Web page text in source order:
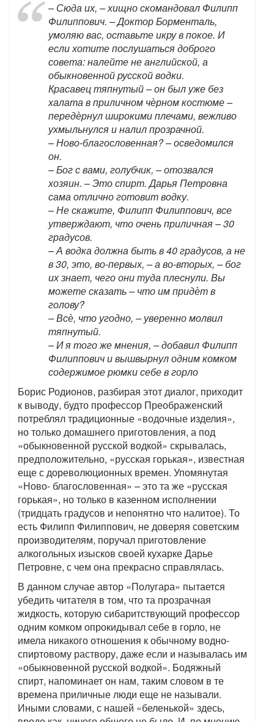
– Сюда их, – хищно скомандовал Филипп
Филиппович. – Доктор Борменталь,
умоляю вас, оставьте икру в покое. И
если хотите послушаться доброго
совета: налейте не английской, а
обыкновенной русской водки.
Красавец тяпнутый – он был уже без
халата в приличном чѐрном костюме –
передѐрнул широкими плечами, вежливо
ухмыльнулся и налил прозрачной.
– Ново-благословенная? – осведомился
он.
– Бог с вами, голубчик, – отозвался
хозяин. – Это спирт. Дарья Петровна
сама отлично готовит водку.
– Не скажите, Филипп Филиппович, все
утверждают, что очень приличная – 30
градусов.
– А водка должна быть в 40 градусов, а не
в 30, это, во-первых, – а во-вторых, – бог
их знает, чего они туда плеснули. Вы
можете сказать – что им придѐт в
голову?
– Всѐ, что угодно, – уверенно молвил
тяпнутый.
– И я того же мнения, – добавил Филипп
Филиппович и вышвырнул одним комком
содержимое рюмки себе в горло
Борис Родионов, разбирая этот диалог, приходит
к выводу, будто профессор Преображенский
потреблял традиционные «водочные изделия»,
но только домашнего приготовления, а под
«обыкновенной русской водкой» скрывалась,
предположительно, «русская горькая», известная
еще с дореволюционных времен. Упомянутая
«Ново- благословенная» – это та же «русская
горькая», но только в казенном исполнении
(тридцать градусов и непонятно что налитое). То
есть Филипп Филиппович, не доверяя советским
производителям, поручал приготовление
алкогольных изысков своей кухарке Дарье
Петровне, с чем она прекрасно справлялась.
В данном случае автор «Полугара» пытается
убедить читателя в том, что та прозрачная
жидкость, которую сибаритствующий профессор
одним комком опрокидывал себе в горло, не
имела никакого отношения к обычному водно-
спиртовому раствору, даже если и называлась им
«обыкновенной русской водкой». Бодяжный
спирт, напоминает он нам, таким словом в те
времена приличные люди еще не называли.
Иными словами, с нашей «беленькой» здесь,